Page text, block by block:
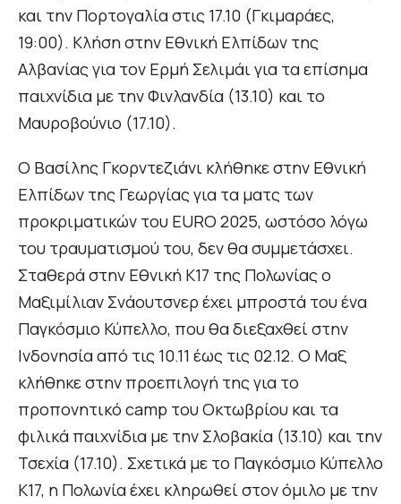
και την Πορτογαλία στις 17.10 (Γκιμαράες,
19:00). Κλήση στην Εθνική Ελπίδων της
Αλβανίας για τον Ερμή Σελιμάι για τα επίσημα
παιχνίδια με την Φινλανδία (13.10) και το
Μαυροβούνιο (17.10).
Ο Βασίλης Γκορντεζιάνι κλήθηκε στην Εθνική
Ελπίδων της Γεωργίας για τα ματς των
προκριματικών του EURO 2025, ωστόσο λόγω
του τραυματισμού του, δεν θα συμμετάσχει.
Σταθερά στην Εθνική Κ17 της Πολωνίας ο
Μαξιμίλιαν Σνάουτσνερ έχει μπροστά του ένα
Παγκόσμιο Κύπελλο, που θα διεξαχθεί στην
Ινδονησία από τις 10.11 έως τις 02.12. Ο Μαξ
κλήθηκε στην προεπιλογή της για το
προπονητικό camp του Οκτωβρίου και τα
φιλικά παιχνίδια με την Σλοβακία (13.10) και την
Τσεχία (17.10). Σχετικά με το Παγκόσμιο Κύπελλο
Κ17, η Πολωνία έχει κληρωθεί στον όμιλο με την